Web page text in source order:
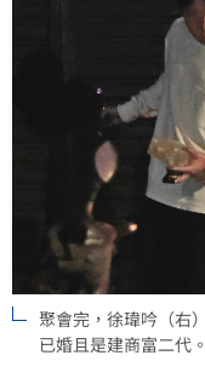
聚會完，徐瑋吟（右
已婚且是建商富二代。